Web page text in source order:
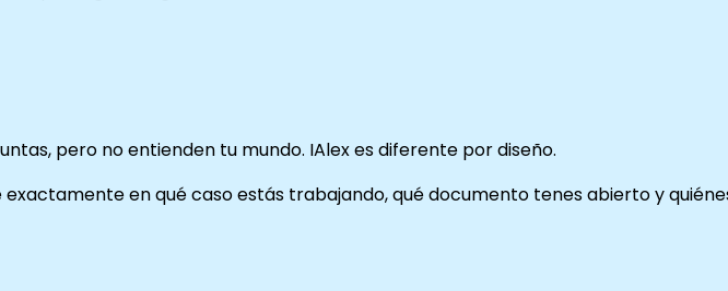
pero no entienden tu mundo. IAlex es diferente por diseño.
en qué caso estás trabajando, qué documento tenes abierto y